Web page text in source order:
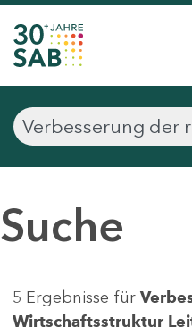
Suche
5 Ergebnisse für
Wirtschaftsstruktur